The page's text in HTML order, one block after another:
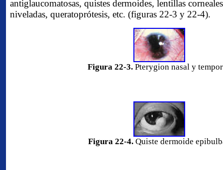
antiglaucomatosas, quistes dermoides, lentillas
niveladas, queratoprótesis, etc. (figuras 22-3 y 22-4).
Figura 22-3.Pterygion nasal y
Figura 22-4.Quiste dermoide